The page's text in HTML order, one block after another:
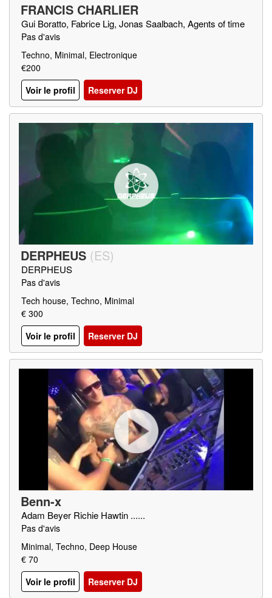
FRANCIS CHARLIER
Gui Boratto, Fabrice Lig, Jonas Saalbach, Agents of time
Pas d'avis
Techno, Minimal, Electronique
€200
Voir le profil
Reserver DJ
DERPHEUS (ES)
DERPHEUS
Pas d'avis
Tech house, Techno, Minimal
€ 300
Voir le profil
Reserver DJ
Benn-x
Adam Beyer Richie Hawtin ......
Pas d'avis
Minimal, Techno, Deep House
€ 70
Voir le profil
Reserver DJ